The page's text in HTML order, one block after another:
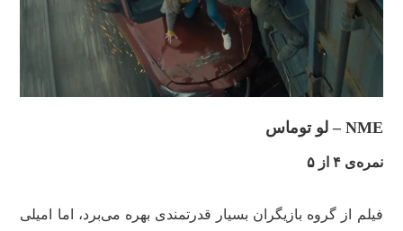
NME – لو توماس
نمره‌ی ۴ از ۵
فیلم از گروه بازیگران بسیار قدرتمندی بهره می‌برد، اما امیلی